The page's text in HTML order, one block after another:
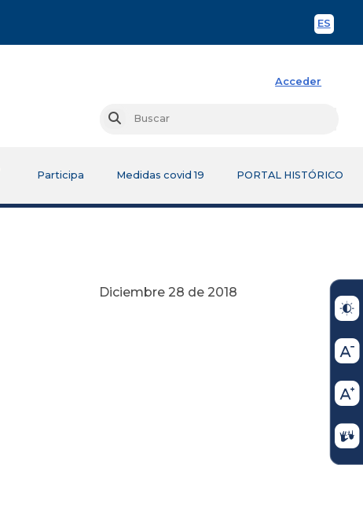
ES
Acceder
Buscar
Participa Medidas covid 19 PORTAL HISTÓRICO
Diciembre 28 de 2018